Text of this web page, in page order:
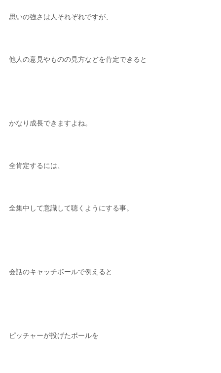
思いの強さは人それぞれですが、
他人の意見やものの見方などを肯定できると
かなり成長できますよね。
全肯定するには、
全集中して意識して聴くようにする事。
会話のキャッチボールで例えると
ピッチャーが投げたボールを